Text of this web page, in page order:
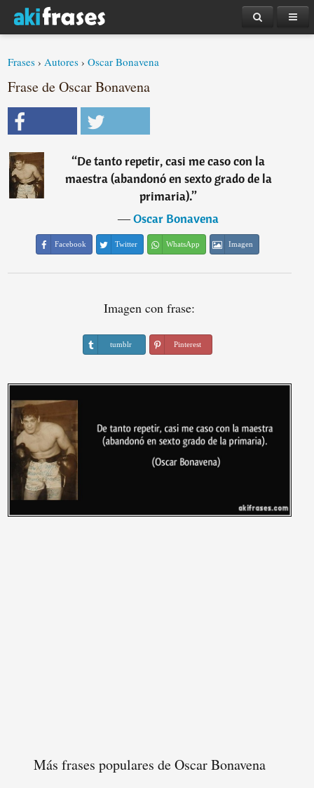
Frases ›Autores ›Oscar Bonavena
Frase de Oscar Bonavena
“De tanto repetir, casi me caso con la
maestra (abandonó en sexto grado de la
primaria).”
―Oscar Bonavena
Facebook Twitter WhatsApp Imagen
Imagen con frase:
tumblr Pinterest
Más frases populares de Oscar Bonavena